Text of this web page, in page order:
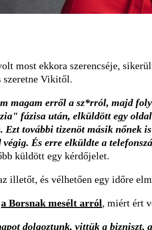
most ekkora szerencséje,
Vikitől.
magam erről a sz*rról, majd
fázisa után, elküldött egy
további tizenöt másik nőnek
És erre elküldte a
küldött egy kérdőjelet.
illetőt, és vélhetően egy időre
a Borsnak mesélt arról, miért ért
dolgoztunk, vittük a bizniszt,